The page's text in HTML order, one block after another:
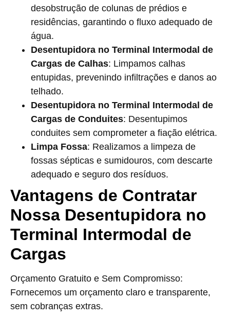
desobstrução de colunas de prédios e
residências, garantindo o fluxo adequado de
água.
Desentupidora no Terminal Intermodal de
Cargas de Calhas: Limpamos calhas
entupidas, prevenindo infiltrações e danos ao
telhado.
Desentupidora no Terminal Intermodal de
Cargas de Conduites: Desentupimos
conduites sem comprometer a fiação elétrica.
Limpa Fossa: Realizamos a limpeza de
fossas sépticas e sumidouros, com descarte
adequado e seguro dos resíduos.
Vantagens de Contratar
Nossa Desentupidora no
Terminal Intermodal de
Cargas
Orçamento Gratuito e Sem Compromisso:
Fornecemos um orçamento claro e transparente,
sem cobranças extras.